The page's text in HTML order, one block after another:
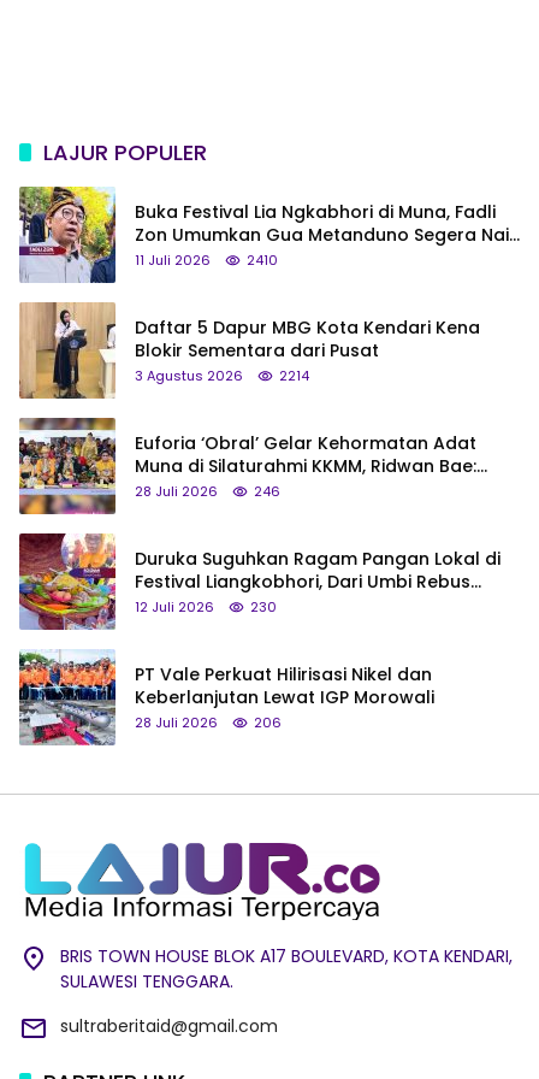
LAJUR POPULER
Buka Festival Lia Ngkabhori di Muna, Fadli
Zon Umumkan Gua Metanduno Segera Naik
Status Jadi Cagar Budaya Nasional
11 Juli 2026 2410
Daftar 5 Dapur MBG Kota Kendari Kena
Blokir Sementara dari Pusat
3 Agustus 2026 2214
Euforia ‘Obral’ Gelar Kehormatan Adat
Muna di Silaturahmi KKMM, Ridwan Bae:
Saya Bukan Tipe Begitu, Belum Pantas!
28 Juli 2026 246
Duruka Suguhkan Ragam Pangan Lokal di
Festival Liangkobhori, Dari Umbi Rebus
hingga Tumpeng Beras Muna
12 Juli 2026 230
PT Vale Perkuat Hilirisasi Nikel dan
Keberlanjutan Lewat IGP Morowali
28 Juli 2026 206
BRIS TOWN HOUSE BLOK A17 BOULEVARD, KOTA KENDARI,
SULAWESI TENGGARA.
sultraberitaid@gmail.com